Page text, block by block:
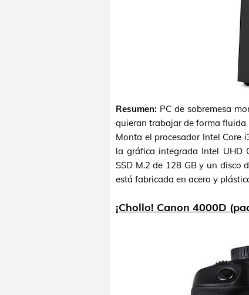
Resumen: PC de sobremesa
quieran trabajar de forma
Monta el procesador Intel Core
la gráfica integrada Intel UHD
SSD M.2 de 128 GB y un disco
está fabricada en acero y
¡Chollo! Canon 4000D